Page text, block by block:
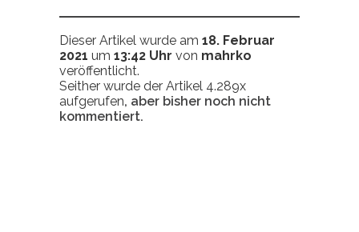
Dieser Artikel wurde am 18. Februar
2021 um 13:42 Uhr von mahrko
veröffentlicht.
Seither wurde der Artikel 4.289x
aufgerufen, aber bisher noch nicht
kommentiert.